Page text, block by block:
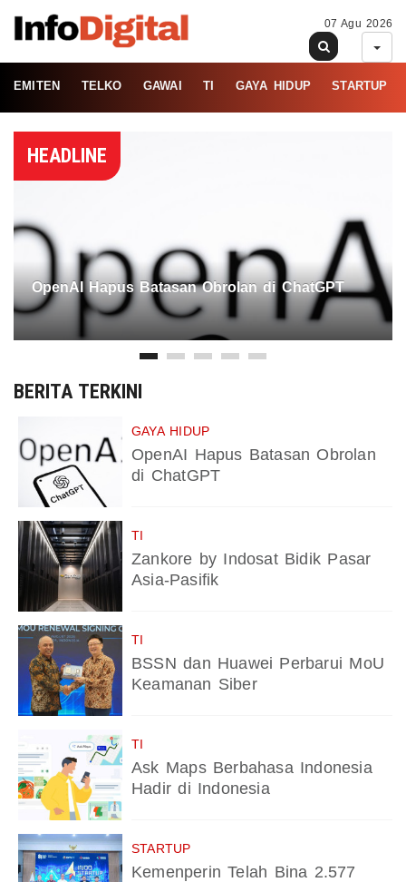
07 Agu 2026
EMITEN TELKO GAWAI TI GAYA HIDUP STARTUP
HEADLINE
OpenAI Hapus Batasan Obrolan di ChatGPT
BERITA TERKINI
GAYA HIDUP
OpenAI Hapus Batasan Obrolan
di ChatGPT
TI
Zankore by Indosat Bidik Pasar
Asia-Pasifik
TI
BSSN dan Huawei Perbarui MoU
Keamanan Siber
TI
Ask Maps Berbahasa Indonesia
Hadir di Indonesia
STARTUP
Kemenperin Telah Bina 2.577